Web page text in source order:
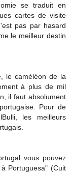
se traduit en
cartes de visite
pas par hasard
le meilleur destin
le caméléon de la
à plus de mil
il faut absolument
Pour de
les meilleurs
vous pouvez
Portuguesa" (Cuit